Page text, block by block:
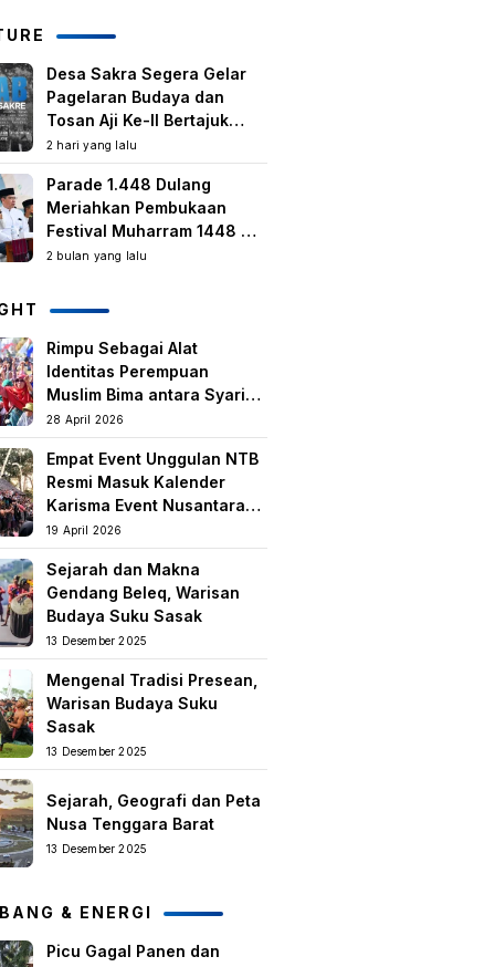
Desa Sakra Segera Gelar
Pagelaran Budaya dan
Tosan Aji Ke-II Bertajuk
Samuhita Sakre
2 hari yang lalu
Parade 1.448 Dulang
Meriahkan Pembukaan
Festival Muharram 1448 H
di Lombok Timur
2 bulan yang lalu
Rimpu Sebagai Alat
Identitas Perempuan
Muslim Bima antara Syariat,
Tradisi lokal, dan
Manifestasi Nilai-nilai
keislaman
28 April 2026
Empat Event Unggulan NTB
Resmi Masuk Kalender
Karisma Event Nusantara
(KEN) 2026
19 April 2026
Sejarah dan Makna
Gendang Beleq, Warisan
Budaya Suku Sasak
13 Desember 2025
Mengenal Tradisi Presean,
Warisan Budaya Suku
Sasak
13 Desember 2025
Sejarah, Geografi dan Peta
Nusa Tenggara Barat
13 Desember 2025
& ENERGI
Picu Gagal Panen dan